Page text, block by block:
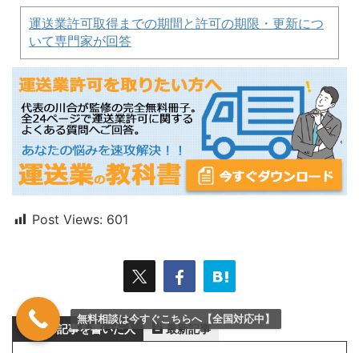
運送業許可取得までの期間と許可の期限・更新につ
いて専門家が回答
Post Views: 601
この記事を書いた人 最新記事
無料相談は今すぐこちらへ【全国対応中】